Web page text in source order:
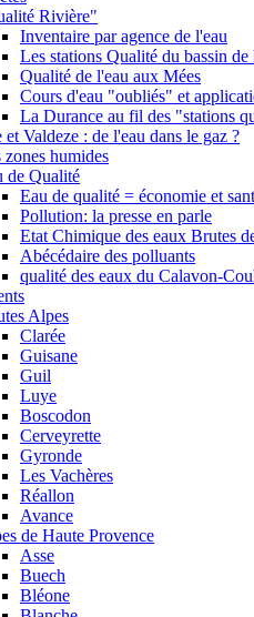
Rivière"
Inventaire par agence de l'eau
Les stations Qualité du bassin
Qualité de l'eau aux Mées
Cours d'eau "oubliés" et
La Durance au fil des "stations
et Valdeze : de l'eau dans le gaz ?
zones humides
de Qualité
Eau de qualité = économie et
Pollution: la presse en parle
Etat Chimique des eaux Brutes
Abécédaire des polluants
qualité des eaux du Calavon-
Alpes
Clarée
Guisane
Guil
Luye
Boscodon
Cerveyrette
Gyronde
Les Vachères
Réallon
Avance
de Haute Provence
Asse
Buech
Bléone